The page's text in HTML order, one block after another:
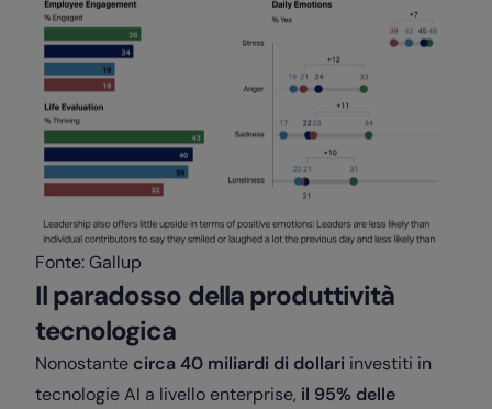
Fonte: Gallup
Il paradosso della produttività
tecnologica
Nonostante circa 40 miliardi di dollari investiti in
tecnologie AI a livello enterprise, il 95% delle